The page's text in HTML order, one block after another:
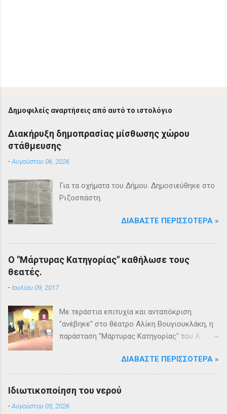
Δημοφιλείς αναρτήσεις από αυτό το ιστολόγιο
Διακήρυξη δημοπρασίας μίσθωσης χώρου
στάθμευσης
-Αυγούστου 06, 2026
Για τα οχήματα του Δήμου. Δημοσιεύθηκε στο
Ριζοσπάστη.
ΔΙΑΒΆΣΤΕ ΠΕΡΙΣΣΌΤΕΡΑ »
Ο "Μάρτυρας Κατηγορίας" καθήλωσε τους
θεατές.
-Ιουλίου 09, 2017
Με τεράστια επιτυχία και ανταπόκριση
"ανέβηκε" στο θέατρο Αλίκη Βουγιουκλάκη, η
παράσταση "Μάρτυρας Κατηγορίας" του Α΄
Βριλησσίων. Το θέατρο γέμισε και πάνω από
1500 θεατές και τις δύο βραδιές απόλαυσαν
κυριολεκτικά μία σπουδαία παράσταση
υψηλής δραματουργίας. Το έργο της Αγκάθα
Κρίστι καθήλωσε τους θεατρόφιλους σε όλη
ΔΙΑΒΆΣΤΕ ΠΕΡΙΣΣΌΤΕΡΑ »
Ιδιωτικοποίηση του νερού
-Αυγούστου 05, 2026